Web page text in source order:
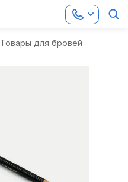
Товары для бровей